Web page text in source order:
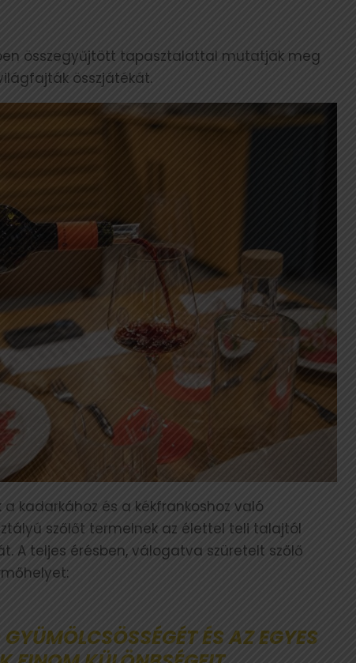
összegyűjtött tapasztalattal mutatják meg
összjátékát.
kadarkához és a kékfrankoshoz való
szőlőt termelnek az élettel teli talajtól
A teljes érésben, válogatva szüretelt szőlő
ÉS AZ EGYES